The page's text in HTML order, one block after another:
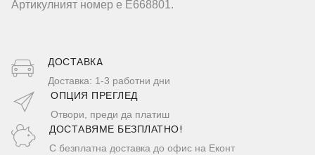
Артикулният номер е E668801.
ДОСТАВКA
Доставка: 1-3 работни дни
ОПЦИЯ ПРЕГЛЕД
Отвори, преди да платиш
ДОСТАВЯМЕ БЕЗПЛАТНО!
С безплатна доставка до офис на Еконт